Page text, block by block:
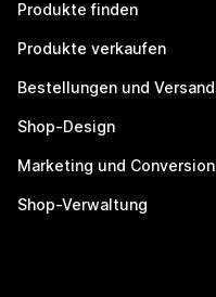
Produkte finden
Produkte verkaufen
Bestellungen und Versand
Shop-Design
Marketing und Conversion
Shop-Verwaltung